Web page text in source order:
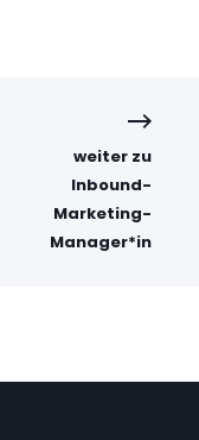
weiter zu
Inbound-
Marketing-
Manager*in